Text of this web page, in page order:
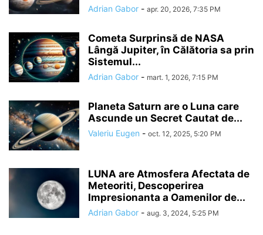
Adrian Gabor - apr. 20, 2026, 7:35 PM
Cometa Surprinsă de NASA
Lângă Jupiter, în Călătoria sa prin
Sistemul...
Adrian Gabor - mart. 1, 2026, 7:15 PM
Planeta Saturn are o Luna care
Ascunde un Secret Cautat de...
Valeriu Eugen - oct. 12, 2025, 5:20 PM
LUNA are Atmosfera Afectata de
Meteoriti, Descoperirea
Impresionanta a Oamenilor de...
Adrian Gabor - aug. 3, 2024, 5:25 PM